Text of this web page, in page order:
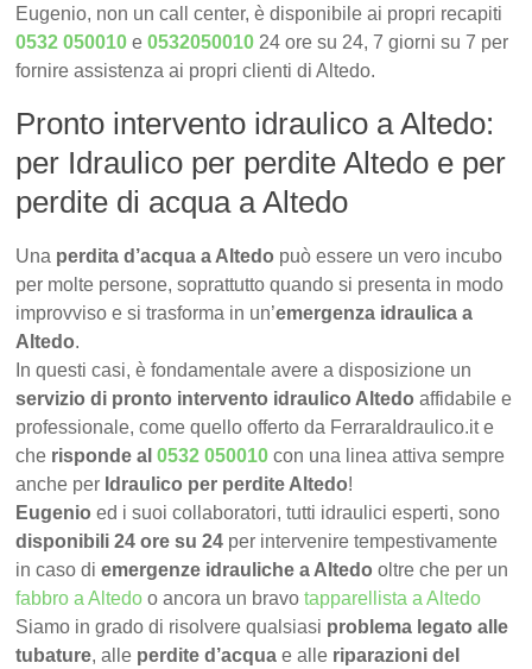
Eugenio, non un call center, è disponibile ai propri recapiti
0532 050010 e0532050010 24 ore su 24, 7 giorni su 7 per
fornire assistenza ai propri clienti di Altedo.
Pronto intervento idraulico a Altedo:
per Idraulico per perdite Altedo e per
perdite di acqua a Altedo
Una perdita d’acqua a Altedo può essere un vero incubo
per molte persone, soprattutto quando si presenta in modo
improvviso e si trasforma in un’emergenza idraulica a
Altedo.
In questi casi, è fondamentale avere a disposizione un
servizio di pronto intervento idraulico Altedoaffidabile e
professionale, come quello offerto da FerraraIdraulico.it e
che risponde al0532 050010 con una linea attiva sempre
anche per Idraulico per perdite Altedo!
Eugenio ed i suoi collaboratori, tutti idraulici esperti, sono
disponibili 24 ore su 24 per intervenire tempestivamente
in caso diemergenze idrauliche a Altedooltre che per un
fabbro a Altedo o ancora un bravotapparellista a Altedo
Siamo in grado di risolvere qualsiasi problema legato alle
tubature, alle perdite d’acqua e alle riparazioni del